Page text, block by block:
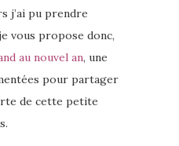
j’ai pu prendre
vous propose donc,
au nouvel an, une
pour partager
de cette petite